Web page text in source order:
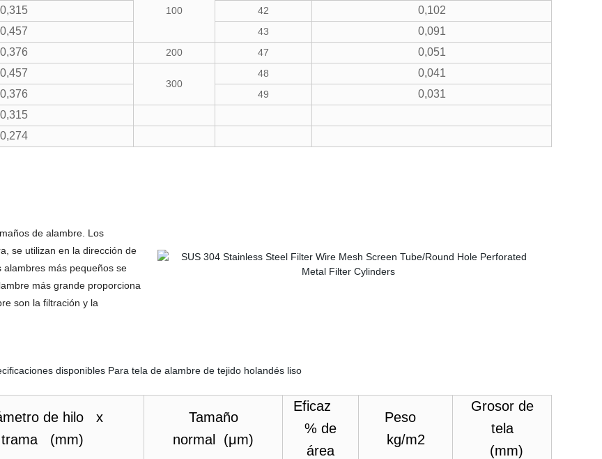
100
0,315 42 0,102
0,457 43 0,091
0,376 200 47 0,051
0,457
300
48 0,041
0,376 49 0,031
0,315
0,274
de alambre. Los
se utilizan en la dirección de
más pequeños se
más grande proporciona
son la filtración y la
disponibles Para tela de alambre de tejido holandés liso
de hilo x
trama (mm)
Tamaño
normal (μm)
Eficaz
% de
área
Peso
kg/m2
Grosor de
tela
(mm)